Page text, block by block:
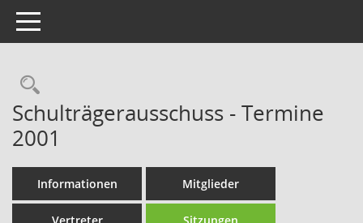
Toggle navigation
Rechercheauswahl
Schulträgerausschuss - Termine
2001
Informationen Mitglieder